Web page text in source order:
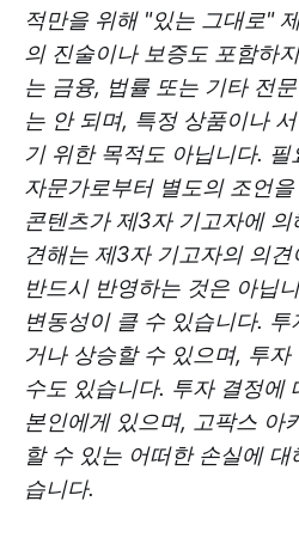
적만을 위해 "있는 그대로"
의 진술이나 보증도 포함하
는 금융, 법률 또는 기타 전
는 안 되며, 특정 상품이나
기 위한 목적도 아닙니다.
자문가로부터 별도의 조언
콘텐츠가 제3자 기고자에
견해는 제3자 기고자의 의
반드시 반영하는 것은 아닙
변동성이 클 수 있습니다.
거나 상승할 수 있으며, 투
수도 있습니다. 투자 결정에
본인에게 있으며, 고팍스 아
할 수 있는 어떠한 손실에
습니다.